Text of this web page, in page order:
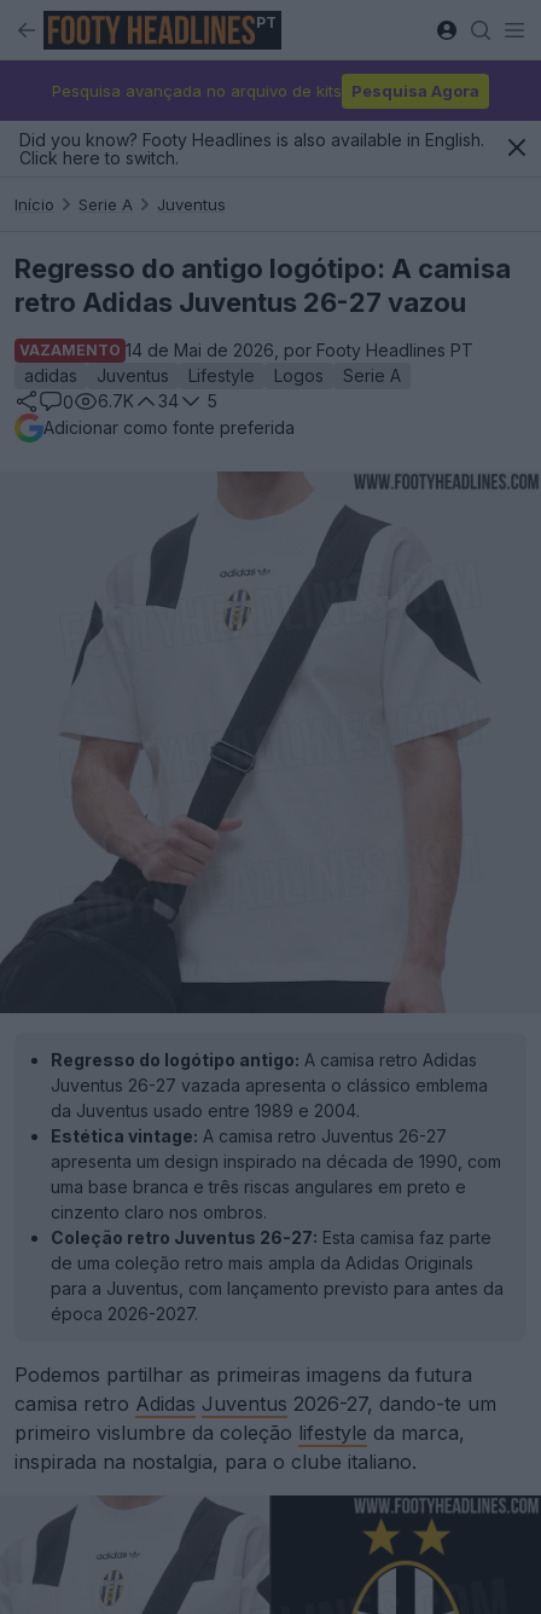
PT
Pesquisa avançada no arquivo de kits Pesquisa Agora
Did you know? Footy Headlines is also available in English.
Click here to switch.
Início Serie A Juventus
Regresso do antigo logótipo: A camisa
retro Adidas Juventus 26-27 vazou
VAZAMENTO 14 de Mai de 2026, por Footy Headlines PT
adidas
Juventus Lifestyle Logos
Serie A
0
6.7K 34
5
Adicionar como fonte preferida
Regresso do logótipo antigo: A camisa retro Adidas
Juventus 26-27 vazada apresenta o clássico emblema
da Juventus usado entre 1989 e 2004.
Estética vintage: A camisa retro Juventus 26-27
apresenta um design inspirado na década de 1990, com
uma base branca e três riscas angulares em preto e
cinzento claro nos ombros.
Coleção retro Juventus 26-27: Esta camisa faz parte
de uma coleção retro mais ampla da Adidas Originals
para a Juventus, com lançamento previsto para antes da
época 2026-2027.
Podemos partilhar as primeiras imagens da futura
camisa retro Adidas Juventus 2026-27, dando-te um
primeiro vislumbre da coleção lifestyle da marca,
inspirada na nostalgia, para o clube italiano.